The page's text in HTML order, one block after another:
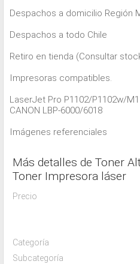
Despachos a domicilio Región
Despachos a todo Chile
Retiro en tienda (Consultar
Impresoras compatibles.
LaserJet Pro P1102/P1102w/
CANON LBP-6000/6018
Imágenes referenciales
Más detalles de Toner
Toner Impresora láser
Precio
Categoría
Subcategoría